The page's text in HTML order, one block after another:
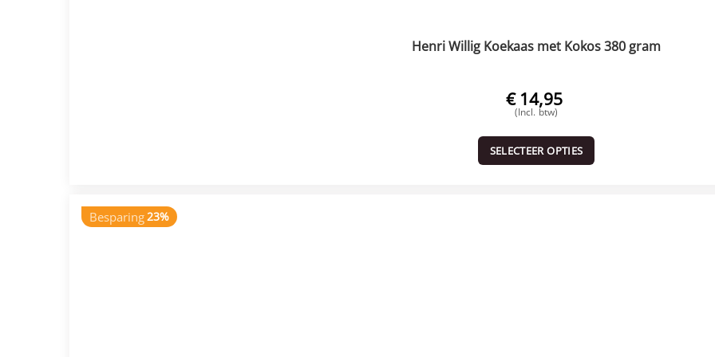
Henri Willig Koekaas met Kokos 380 gram
€ 14,95
(Incl. btw)
SELECTEER OPTIES
Besparing23%